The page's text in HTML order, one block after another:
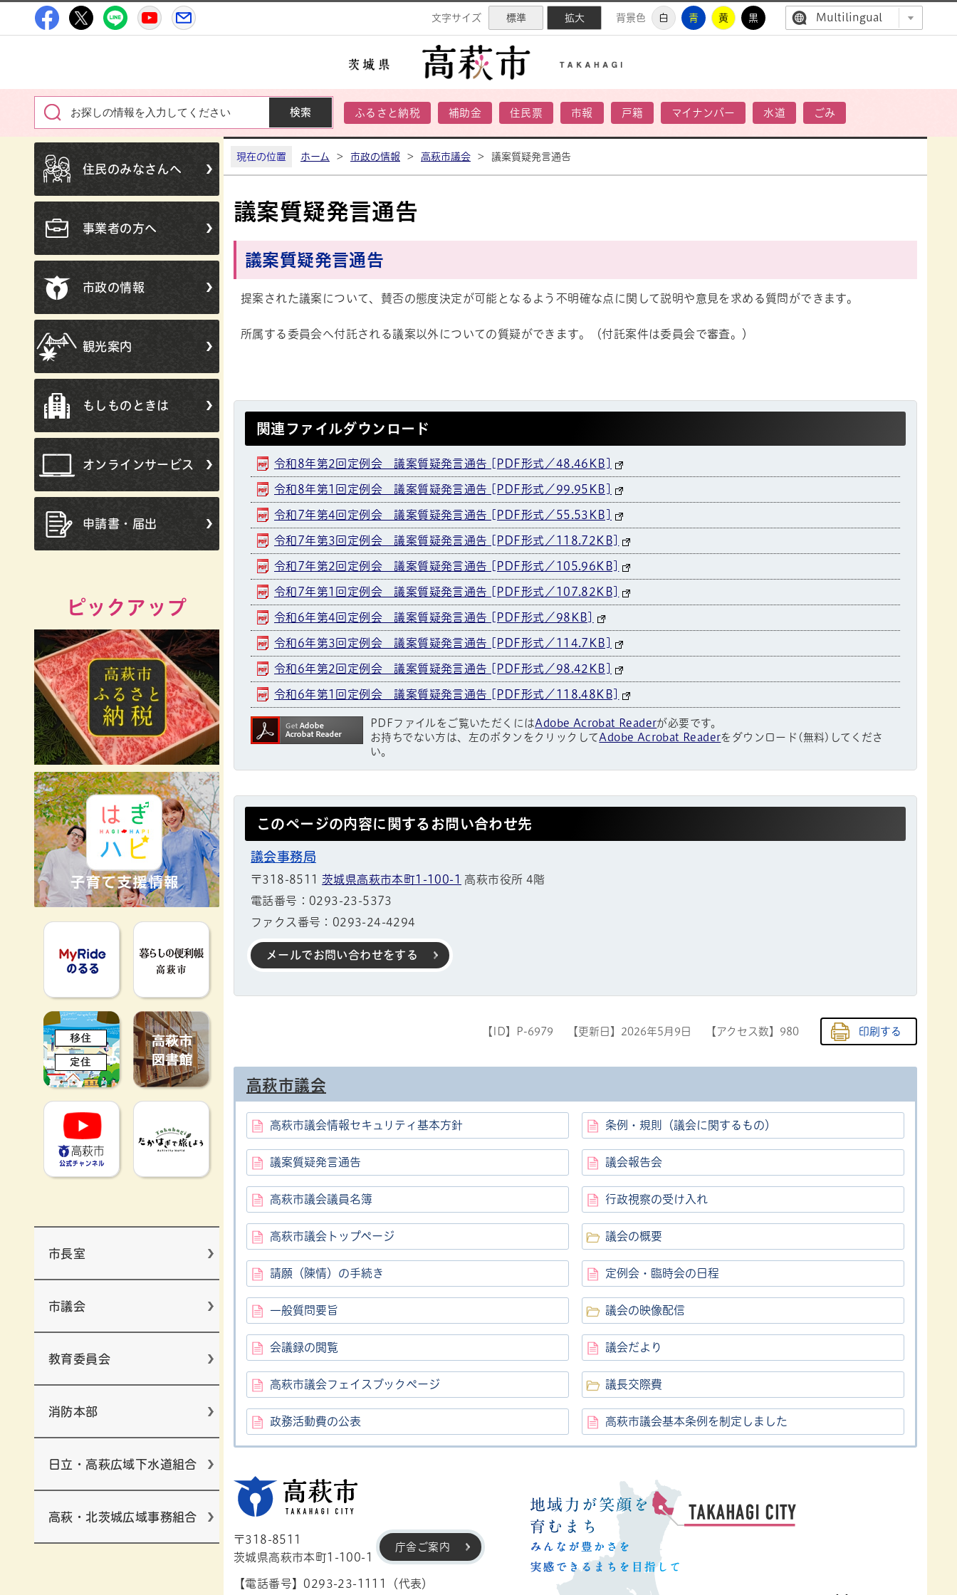
高萩市公式Facebook
高萩市公式X高萩市公式LINE
高萩市YouTube公式チャンネル 文字サイズ 標準 拡大 背景色 白 青 黄 黒 Multilingual
ふるさと納税 補助金 住民票 市報 戸籍 マイナンバー 水道 ごみ
住民のみなさんへ
事業者の方へ
市政の情報
観光案内
もしものときは
オンラインサービス
申請書・届出
ピックアップ
MyRideのるる 暮らしの便利帳
移住定住
高萩市YouTube公式チャンネル
市長室
市議会
教育委員会
消防本部
日立・高萩広域下水道組合
高萩・北茨城広域事務組合
現在の位置 ホーム > 市政の情報 > 高萩市議会 > 議案質疑発言通告
議案質疑発言通告
議案質疑発言通告
提案された議案について、賛否の態度決定が可能となるよう不明確な点に関して説明や意見を求める質問ができます。
所属する委員会へ付託される議案以外についての質疑ができます。（付託案件は委員会で審査。）
関連ファイルダウンロード
令和8年第2回定例会 議案質疑発言通告 [PDF形式／48.46KB]
令和8年第1回定例会 議案質疑発言通告 [PDF形式／99.95KB]
令和7年第4回定例会 議案質疑発言通告 [PDF形式／55.53KB]
令和7年第3回定例会 議案質疑発言通告 [PDF形式／118.72KB]
令和7年第2回定例会 議案質疑発言通告 [PDF形式／105.96KB]
令和7年第1回定例会 議案質疑発言通告 [PDF形式／107.82KB]
令和6年第4回定例会 議案質疑発言通告 [PDF形式／98KB]
令和6年第3回定例会 議案質疑発言通告 [PDF形式／114.7KB]
令和6年第2回定例会 議案質疑発言通告 [PDF形式／98.42KB]
令和6年第1回定例会 議案質疑発言通告 [PDF形式／118.48KB]
PDFファイルをご覧いただくにはAdobe Acrobat Readerが必要です。
お持ちでない方は、左のボタンをクリックして Adobe Acrobat Readerをダウンロード(無料)してくださ
い。
このページの内容に関するお問い合わせ先
議会事務局
〒318-8511 茨城県高萩市本町1-100-1
高萩市役所 4階
電話番号：0293-23-5373
ファクス番号：0293-24-4294
メールでお問い合わせをする
【ID】 P-6979 【更新日】 2026年5月9日 【アクセス数】 980 印刷する
高萩市議会
高萩市議会情報セキュリティ基本方針 条例・規則（議会に関するもの）
議案質疑発言通告 議会報告会
高萩市議会議員名簿 行政視察の受け入れ
高萩市議会トップページ 議会の概要
請願（陳情）の手続き 定例会・臨時会の日程
一般質問要旨 議会の映像配信
会議録の閲覧 議会だより
高萩市議会フェイスブックページ 議長交際費
政務活動費の公表 高萩市議会基本条例を制定しました
〒318-8511
茨城県高萩市本町1-100-1
【電話番号】0293-23-1111（代表）
庁舎ご案内